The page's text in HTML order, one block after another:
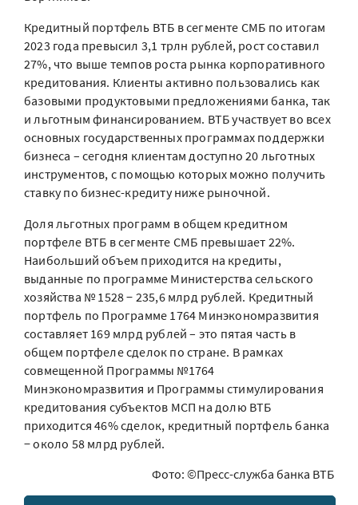
Кредитный портфель ВТБ в сегменте СМБ по итогам
2023 года превысил 3,1 трлн рублей, рост составил
27%, что выше темпов роста рынка корпоративного
кредитования. Клиенты активно пользовались как
базовыми продуктовыми предложениями банка, так
и льготным финансированием. ВТБ участвует во всех
основных государственных программах поддержки
бизнеса – сегодня клиентам доступно 20 льготных
инструментов, с помощью которых можно получить
ставку по бизнес-кредиту ниже рыночной.
Доля льготных программ в общем кредитном
портфеле ВТБ в сегменте СМБ превышает 22%.
Наибольший объем приходится на кредиты,
выданные по программе Министерства сельского
хозяйства № 1528 − 235,6 млрд рублей. Кредитный
портфель по Программе 1764 Минэкономразвития
составляет 169 млрд рублей – это пятая часть в
общем портфеле сделок по стране. В рамках
совмещенной Программы №1764
Минэкономразвития и Программы стимулирования
кредитования субъектов МСП на долю ВТБ
приходится 46% сделок, кредитный портфель банка
− около 58 млрд рублей.
Фото: ©Пресс-служба банка ВТБ